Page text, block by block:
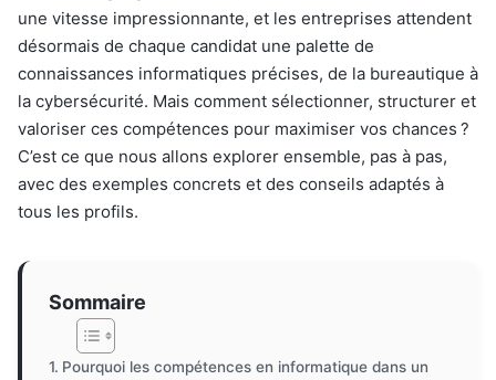
une vitesse impressionnante, et les entreprises attendent
désormais de chaque candidat une palette de
connaissances informatiques précises, de la bureautique à
la cybersécurité. Mais comment sélectionner, structurer et
valoriser ces compétences pour maximiser vos chances ?
C’est ce que nous allons explorer ensemble, pas à pas,
avec des exemples concrets et des conseils adaptés à
tous les profils.
Sommaire
Pourquoi les compétences en informatique dans un